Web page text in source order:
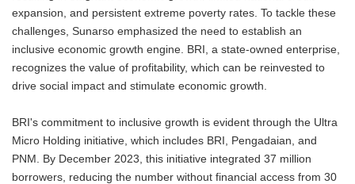
expansion, and persistent extreme poverty rates. To tackle these
challenges, Sunarso emphasized the need to establish an
inclusive economic growth engine. BRI, a state-owned enterprise,
recognizes the value of profitability, which can be reinvested to
drive social impact and stimulate economic growth.
BRI's commitment to inclusive growth is evident through the Ultra
Micro Holding initiative, which includes BRI, Pengadaian, and
PNM. By December 2023, this initiative integrated 37 million
borrowers, reducing the number without financial access from 30